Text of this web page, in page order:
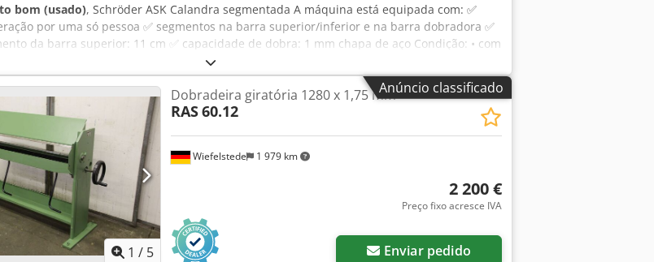
bom (usado), Schröder ASK Calandra segmentada A máquina está equipada com: ✅
por uma só pessoa ✅ segmentos na barra superior/inferior e na barra dobradora ✅
da barra superior: 11 cm ✅ capacidade de dobra: 1 mm chapa de aço Condição: • com
na barra superior e na barra dobradora • excelente estado técnico • excelente
Aoy Dz Siobuorf • disponível imediatamente, sem tempo de entrega • peso: aprox.
e teste de funcionamento possíveis mediante acordo.
Anúncio classificado
1 / 5
Wiefelstede 1 979 km
Dobradeira giratória 1280 x 1,75 mm
RAS60.12
2 200 €
Preço fixo acresce IVA
Enviar pedido